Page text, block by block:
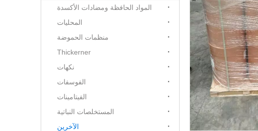
المواد الحافظة ومضادات الأكسدة
المحليات
منظمات الحموضة
Thickerner
نكهات
الفوسفات
الفيتامينات
المستخلصات النباتية
الآخرين